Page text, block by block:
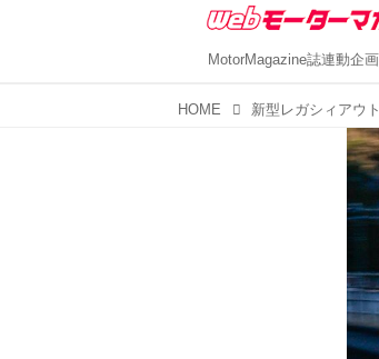
MotorMagazine誌連動企画
HOME